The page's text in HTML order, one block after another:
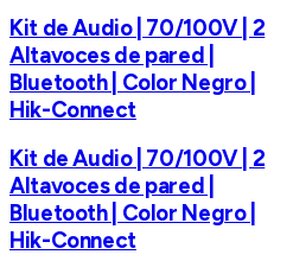
Kit de Audio | 70/100V | 2
Altavoces de pared |
Bluetooth | Color Negro |
Hik-Connect
Kit de Audio | 70/100V | 2
Altavoces de pared |
Bluetooth | Color Negro |
Hik-Connect